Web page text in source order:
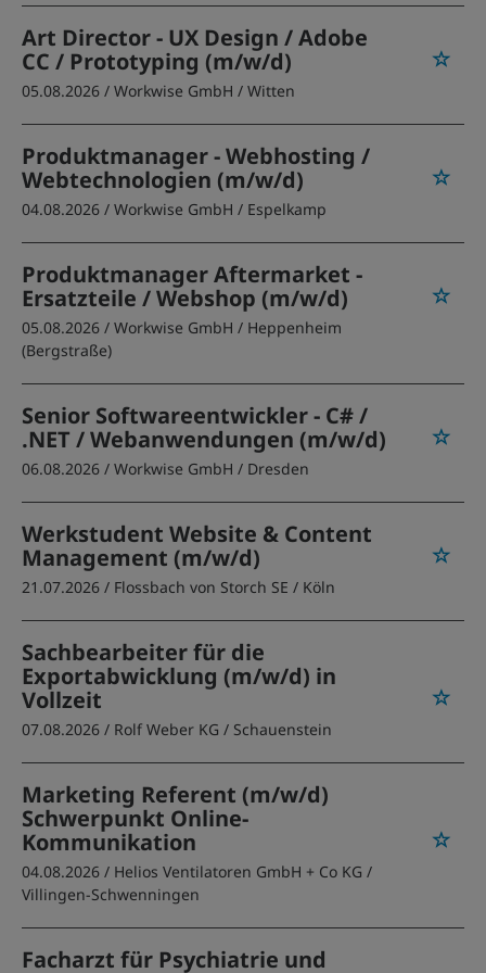
Art Director - UX Design / Adobe
CC / Prototyping (m/w/d)
05.08.2026 / Workwise GmbH / Witten
Produktmanager - Webhosting /
Webtechnologien (m/w/d)
04.08.2026 / Workwise GmbH / Espelkamp
Produktmanager Aftermarket -
Ersatzteile / Webshop (m/w/d)
05.08.2026 / Workwise GmbH / Heppenheim
(Bergstraße)
Senior Softwareentwickler - C# /
.NET / Webanwendungen (m/w/d)
06.08.2026 / Workwise GmbH / Dresden
Werkstudent Website & Content
Management (m/w/d)
21.07.2026 / Flossbach von Storch SE / Köln
Sachbearbeiter für die
Exportabwicklung (m/w/d) in
Vollzeit
07.08.2026 / Rolf Weber KG / Schauenstein
Marketing Referent (m/w/d)
Schwerpunkt Online-
Kommunikation
04.08.2026 / Helios Ventilatoren GmbH + Co KG /
Villingen-Schwenningen
Facharzt für Psychiatrie und